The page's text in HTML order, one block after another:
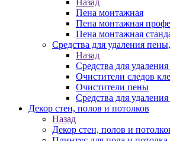
Назад
Пена монтажная
Пена монтажная
Пена монтажная
Средства для удаления
Назад
Средства для
Очистители следов
Очистители пены
Средства для
Декор стен, полов и потолков
Назад
Декор стен, полов и